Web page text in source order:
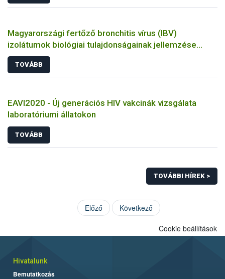
Magyarországi fertőző bronchitis vírus (IBV)
izolátumok biológiai tulajdonságainak jellemzése
állatkísérletes és molekuláris biológiai eszközökkel
TOVÁBB
EAVI2020 - Új generációs HIV vakcinák vizsgálata
laboratóriumi állatokon
TOVÁBB
TOVÁBBI HÍREK >
Előző Következő
Cookie beállítások
Hivatalunk
Bemutatkozás